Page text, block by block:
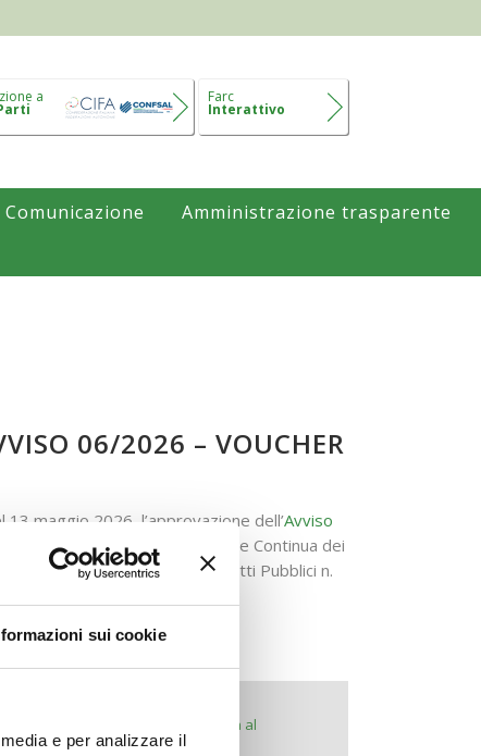
sui cookie
e per analizzare il
a Farc
Interattivo
Comunicazione Amministrazione trasparente
06/2026 – VOUCHER
maggio 2026, l’approvazione dell’Avviso
di attività di Formazione Continua dei
V Serie Speciale – Contratti Pubblici n.
(termini di invio telematico e consegna al
dei PF condivisi positivamente)